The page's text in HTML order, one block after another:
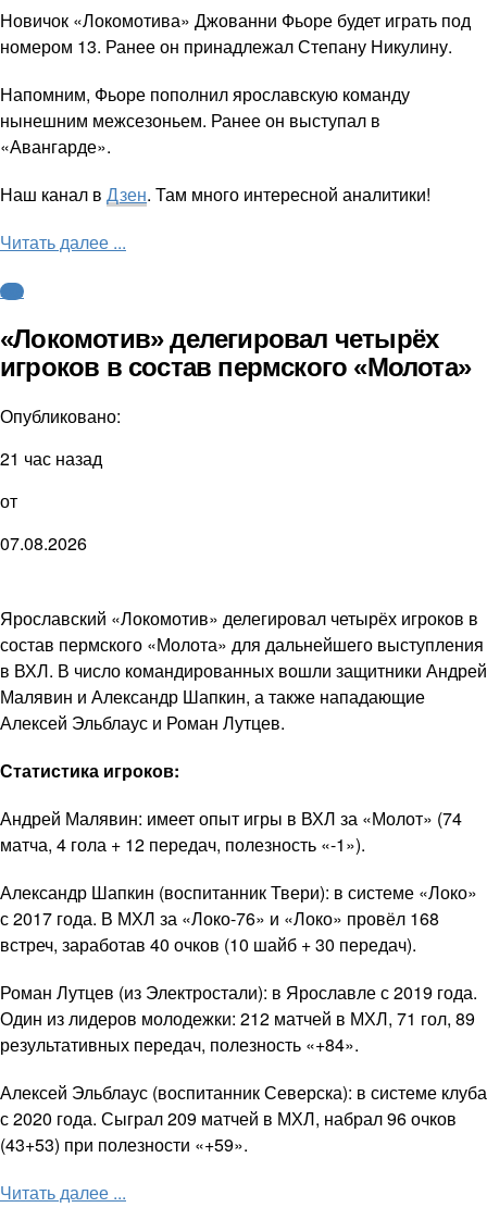
Новичок «Локомотива» Джованни Фьоре будет играть под
номером 13. Ранее он принадлежал Степану Никулину.
Напомним, Фьоре пополнил ярославскую команду
нынешним межсезоньем. Ранее он выступал в
«Авангарде».
Наш канал в Дзен. Там много интересной аналитики!
Читать далее ...
КХЛ
«Локомотив» делегировал четырёх
игроков в состав пермского «Молота»
Опубликовано:
21 час назад
от
07.08.2026
Ярославский «Локомотив» делегировал четырёх игроков в
состав пермского «Молота» для дальнейшего выступления
в ВХЛ. В число командированных вошли защитники Андрей
Малявин и Александр Шапкин, а также нападающие
Алексей Эльблаус и Роман Лутцев.
Статистика игроков:
Андрей Малявин: имеет опыт игры в ВХЛ за «Молот» (74
матча, 4 гола + 12 передач, полезность «-1»).
Александр Шапкин (воспитанник Твери): в системе «Локо»
с 2017 года. В МХЛ за «Локо-76» и «Локо» провёл 168
встреч, заработав 40 очков (10 шайб + 30 передач).
Роман Лутцев (из Электростали): в Ярославле с 2019 года.
Один из лидеров молодежки: 212 матчей в МХЛ, 71 гол, 89
результативных передач, полезность «+84».
Алексей Эльблаус (воспитанник Северска): в системе клуба
с 2020 года. Сыграл 209 матчей в МХЛ, набрал 96 очков
(43+53) при полезности «+59».
Читать далее ...